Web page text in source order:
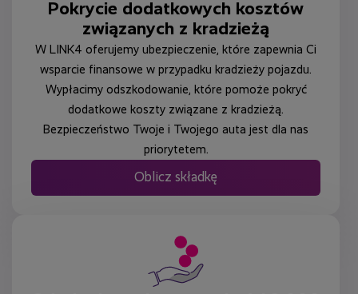
Pokrycie dodatkowych kosztów
związanych z kradzieżą
W LINK4 oferujemy ubezpieczenie, które zapewnia Ci
wsparcie finansowe w przypadku kradzieży pojazdu.
Wypłacimy odszkodowanie, które pomoże pokryć
dodatkowe koszty związane z kradzieżą.
Bezpieczeństwo Twoje i Twojego auta jest dla nas
priorytetem.
Oblicz składkę